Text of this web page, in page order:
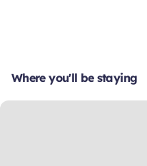
Where you'll be staying